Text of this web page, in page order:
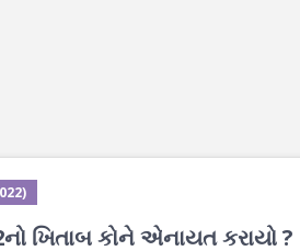
ખિતાબ કોને એનાયત કરાયો ?